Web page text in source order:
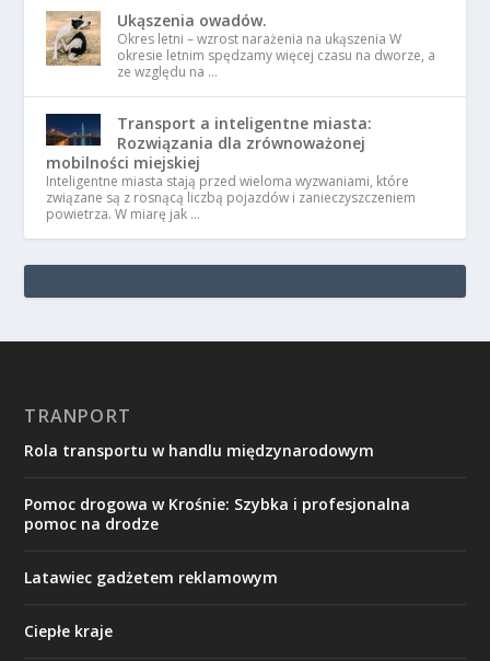
Ukąszenia owadów.
Okres letni – wzrost narażenia na ukąszenia W
okresie letnim spędzamy więcej czasu na dworze, a
ze względu na …
Transport a inteligentne miasta:
Rozwiązania dla zrównoważonej
mobilności miejskiej
Inteligentne miasta stają przed wieloma wyzwaniami, które
związane są z rosnącą liczbą pojazdów i zanieczyszczeniem
powietrza. W miarę jak …
TRANPORT
Rola transportu w handlu międzynarodowym
Pomoc drogowa w Krośnie: Szybka i profesjonalna
pomoc na drodze
Latawiec gadżetem reklamowym
Ciepłe kraje